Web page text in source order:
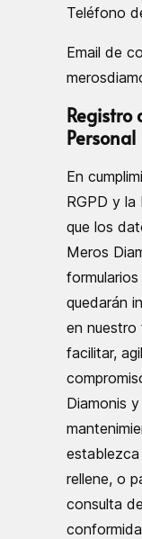
Teléfono
Email de
Registro
Personal
En
RGPD y la
que los
Meros
quedarán
en
facilitar,
Diamonis
rellene, o
consulta